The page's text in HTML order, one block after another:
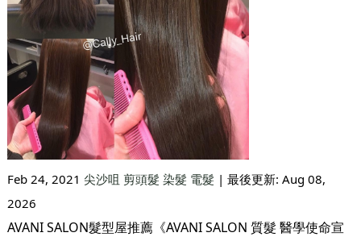
Feb 24, 2021 尖沙咀 剪頭髮 染髮 電髮 | 最後更新: Aug 08,
2026
AVANI SALON髮型屋推薦《AVANI SALON 質髮 醫學使命宣